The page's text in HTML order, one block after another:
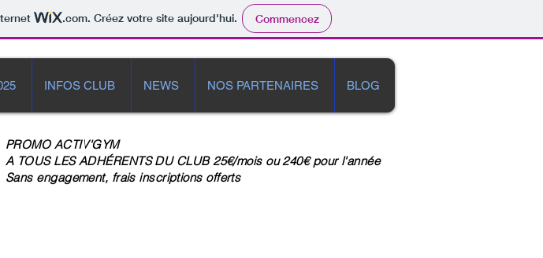
.com. Créez votre site aujourd'hui. Commencez
INFOS CLUB NEWS NOS PARTENAIRES BLOG
PROMO ACTIV'GYM
A TOUS LESADHÉRENTS DU CLUB 25€/mois ou 240€ pour l'année
Sans engagement, frais inscriptions offerts